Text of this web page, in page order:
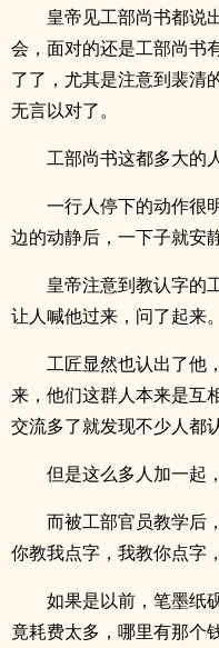
皇帝见工部尚书都说
会，面对的还是工部尚书
了了，尤其是注意到裴清
无言以对了。
工部尚书这都多大的
一行人停下的动作很
边的动静后，一下子就安
皇帝注意到教认字的
让人喊他过来，问了起来。
工匠显然也认出了他
来，他们这群人本来是互
交流多了就发现不少人都
但是这么多人加一起
而被工部官员教学后
你教我点字，我教你点字
如果是以前，笔墨纸
竟耗费太多，哪里有那个